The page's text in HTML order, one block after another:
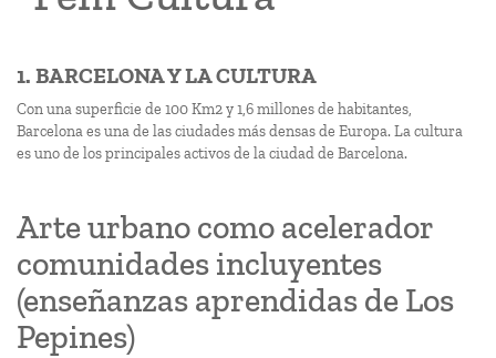
1. BARCELONA Y LA CULTURA
Con una superficie de 100 Km2 y 1,6 millones de habitantes,
Barcelona es una de las ciudades más densas de Europa. La cultura
es uno de los principales activos de la ciudad de Barcelona.
Arte urbano como acelerador
comunidades incluyentes
(enseñanzas aprendidas de Los
Pepines)